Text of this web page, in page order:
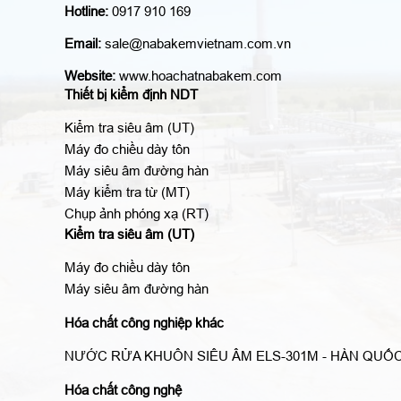
Hotline: 0917 910 169
Email: sale@nabakemvietnam.com.vn
Website: www.hoachatnabakem.com
Thiết bị kiểm định NDT
Kiểm tra siêu âm (UT)
Máy đo chiều dày tôn
Máy siêu âm đường hàn
Máy kiểm tra từ (MT)
Chụp ảnh phóng xạ (RT)
Kiểm tra siêu âm (UT)
Máy đo chiều dày tôn
Máy siêu âm đường hàn
Hóa chất công nghiệp khác
NƯỚC RỬA KHUÔN SIÊU ÂM ELS-301M - HÀN
Hóa chất công nghệ